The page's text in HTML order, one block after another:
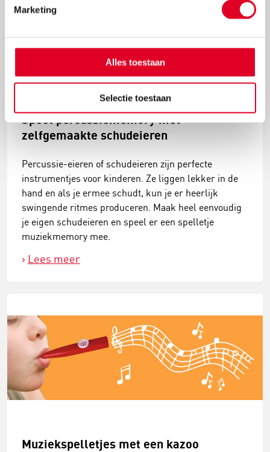
Marketing
Alles toestaan
Selectie toestaan
Speel percussiememory met
zelfgemaakte schudeieren
Percussie-eieren of schudeieren zijn perfecte
instrumentjes voor kinderen. Ze liggen lekker in de
hand en als je ermee schudt, kun je er heerlijk
swingende ritmes produceren. Maak heel eenvoudig
je eigen schudeieren en speel er een spelletje
muziekmemory mee.
Lees meer
Muziekspelletjes met een kazoo